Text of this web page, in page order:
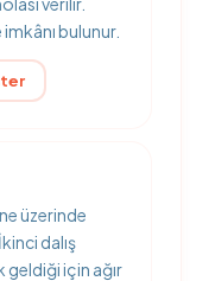
bulunur.
üzerinde
dalış
için ağır